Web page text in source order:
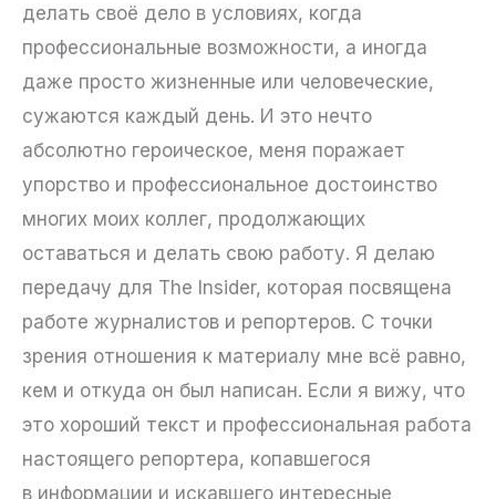
делать своё дело в условиях, когда
профессиональные возможности, а иногда
даже просто жизненные или человеческие,
сужаются каждый день. И это нечто
абсолютно героическое, меня поражает
упорство и профессиональное достоинство
многих моих коллег, продолжающих
оставаться и делать свою работу. Я делаю
передачу для The Insider, которая посвящена
работе журналистов и репортеров. С точки
зрения отношения к материалу мне всё равно,
кем и откуда он был написан. Если я вижу, что
это хороший текст и профессиональная работа
настоящего репортера, копавшегося
в информации и искавшего интересные